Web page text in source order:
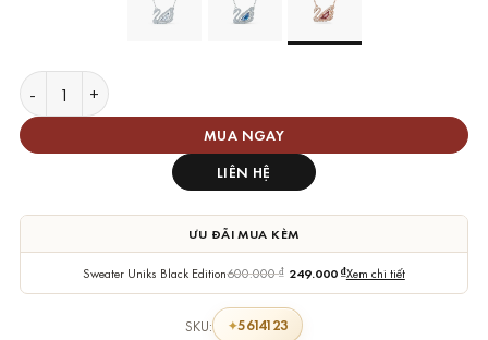
Dây Chuyền Swarovski Dancing Swan Necklace Chính Hãng
MUA NGAY
LIÊN HỆ
ƯU ĐÃI MUA KÈM
Sweater Uniks Black Edition600.000₫ 249.000 ₫Xem chi tiết
SKU: 5614123